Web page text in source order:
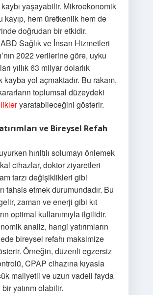
yaşayabilir. Mikroekonomik
kayıp, hem üretkenlik hem de
doğrudan bir etkidir.
Sağlık ve İnsan Hizmetleri
2022 verilerine göre, uyku
yıllık 63 milyar dolarlık
kayba yol açmaktadır. Bu rakam,
toplumsal düzeydeki
yaratabileceğini gösterir.
ve Bireysel Refah
hırıltılı solumayı önlemek
cihazlar, doktor ziyaretleri
tarzı değişiklikleri gibi
tahsis etmek durumundadır. Bu
zaman ve enerji gibi kıt
optimal kullanımıyla ilgilidir.
analiz, hangi yatırımların
bireysel refahı maksimize
Örneğin, düzenli egzersiz
CPAP cihazına kıyasla
maliyetli ve uzun vadeli fayda
yatırım olabilir.